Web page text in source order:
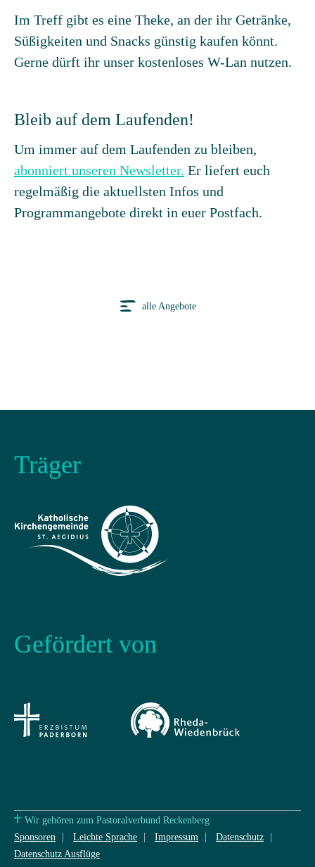
Im Treff gibt es eine Theke, an der ihr Getränke,
Süßigkeiten und Snacks günstig kaufen könnt.
Gerne dürft ihr unser kostenloses W-Lan nutzen.
Bleib auf dem Laufenden!
Um immer auf dem Laufenden zu bleiben,
abonniert unseren Newsletter. Er liefert euch
regelmäßig die aktuellsten Infos und
Programmangebote direkt in euer Postfach.
alle Angebote
Träger
Gefördert von
Wir gehören zum Pastoralverbund Reckenberg
Sponsoren
Leichte Sprache Impressum
Datenschutz
Datenschutz Ausflüge